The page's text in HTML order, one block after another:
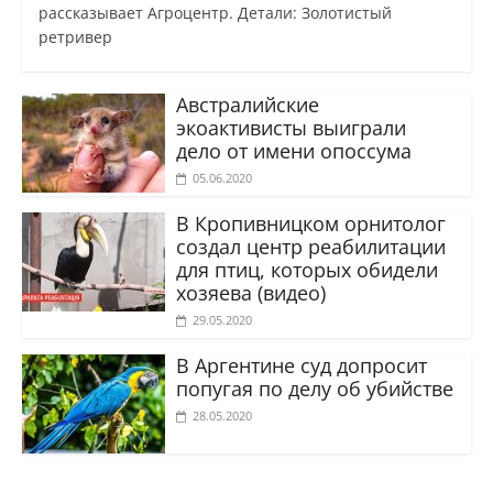
рассказывает Агроцентр. Детали: Золотистый
ретривер
Австралийские
экоактивисты выиграли
дело от имени опоссума
05.06.2020
В Кропивницком орнитолог
создал центр реабилитации
для птиц, которых обидели
хозяева (видео)
29.05.2020
В Аргентине суд допросит
попугая по делу об убийстве
28.05.2020